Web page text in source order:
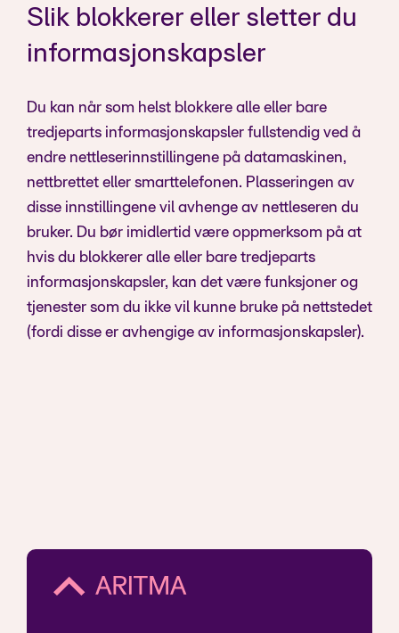
Slik blokkerer eller sletter du
informasjonskapsler
Du kan når som helst blokkere alle eller bare
tredjeparts informasjonskapsler fullstendig ved å
endre nettleserinnstillingene på datamaskinen,
nettbrettet eller smarttelefonen. Plasseringen av
disse innstillingene vil avhenge av nettleseren du
bruker. Du bør imidlertid være oppmerksom på at
hvis du blokkerer alle eller bare tredjeparts
informasjonskapsler, kan det være funksjoner og
tjenester som du ikke vil kunne bruke på nettstedet
(fordi disse er avhengige av informasjonskapsler).